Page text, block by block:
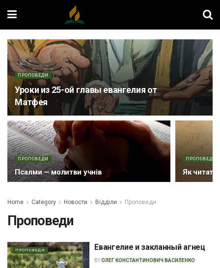
ПРОПОВЕДИ
Уроки из 25-ой главы евангелия от
Матфея
ПРОПОВЕДИ
Псалми — молитви учнів
ПРОПОВЕДИ
Як
Home Category Новости Відділи Проповеди
Проповеди
ПРОПОВЕДИ Евангелие и закланный агнец
BYОЛЕГ КОНСТАНТИНОВИЧ ВАСИЛЕНКО